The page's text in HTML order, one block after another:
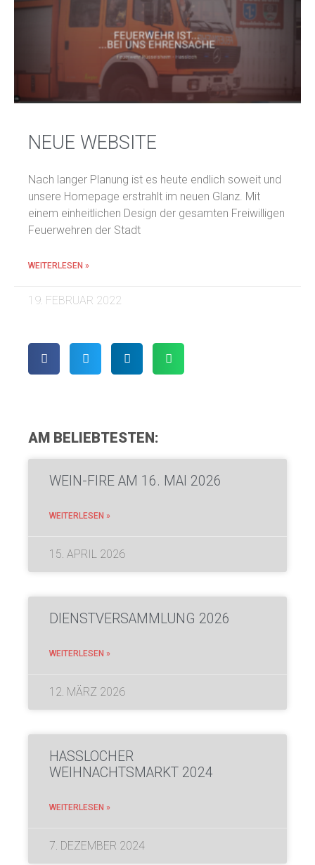
NEUE WEBSITE
Nach langer Planung ist es heute endlich soweit und
unsere Homepage erstrahlt im neuen Glanz. Mit
einem einheitlichen Design der gesamten Freiwilligen
Feuerwehren der Stadt
WEITERLESEN »
19. FEBRUAR 2022
AM BELIEBTESTEN:
WEIN-FIRE AM 16. MAI 2026
WEITERLESEN »
15. APRIL 2026
DIENSTVERSAMMLUNG 2026
WEITERLESEN »
12. MÄRZ 2026
HASSLOCHER W
EIHNACHTSMARKT 2024
WEITERLESEN »
7. DEZEMBER 2024